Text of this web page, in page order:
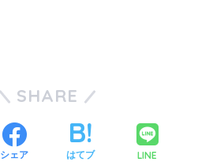
SHARE
シェア はてブ LINE